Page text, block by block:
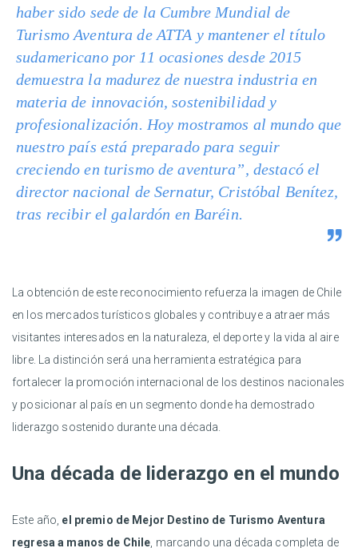
haber sido sede de la Cumbre Mundial de
Turismo Aventura de ATTA y mantener el título
sudamericano por 11 ocasiones desde 2015
demuestra la madurez de nuestra industria en
materia de innovación, sostenibilidad y
profesionalización. Hoy mostramos al mundo que
nuestro país está preparado para seguir
creciendo en turismo de aventura”, destacó el
director nacional de Sernatur, Cristóbal Benítez,
tras recibir el galardón en Baréin.
La obtención de este reconocimiento refuerza la imagen de Chile
en los mercados turísticos globales y contribuye a atraer más
visitantes interesados en la naturaleza, el deporte y la vida al aire
libre. La distinción será una herramienta estratégica para
fortalecer la promoción internacional de los destinos nacionales
y posicionar al país en un segmento donde ha demostrado
liderazgo sostenido durante una década.
Una década de liderazgo en el mundo
Este año, el premio de Mejor Destino de Turismo Aventura
regresa a manos de Chile , marcando una década completa de